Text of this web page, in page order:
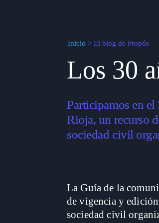
Inicio > El blog de Propós
Los 30
Participamos en
Rioja, un recurso
sociedad civil
La Guía de la
de vigencia y
sociedad civil